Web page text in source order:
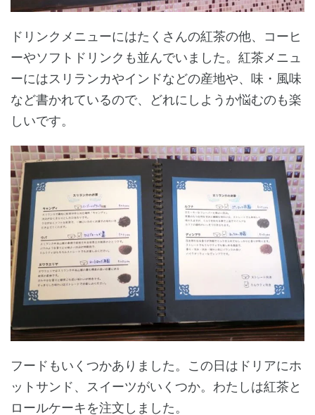
ドリンクメニューにはたくさんの紅茶の他、コーヒ
ーやソフトドリンクも並んでいました。紅茶メニュ
ーにはスリランカやインドなどの産地や、味・風味
など書かれているので、どれにしようか悩むのも楽
しいです。
フードもいくつかありました。この日はドリアにホ
ットサンド、スイーツがいくつか。わたしは紅茶と
ロールケーキを注文しました。